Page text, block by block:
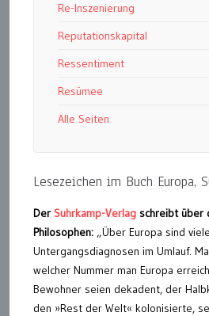
Re-Inszenierung
Reputationskapital
Ressentiment
Resümee
Alle Seiten
Lesezeichen im Buch Europa,
Der Suhrkamp-Verlag schreibt über
Philosophen: „Über Europa sind
Untergangsdiagnosen im Umlauf.
welcher Nummer man Europa
Bewohner seien dekadent, der
den »Rest der Welt« kolonisierte,